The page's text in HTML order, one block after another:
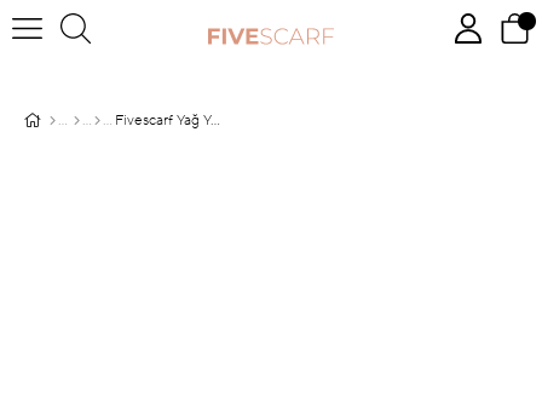
Fivescarf Yağ Yeşili Five Penye Şal